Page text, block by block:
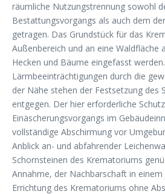
räumliche Nutzungstrennung sowohl
Bestattungsvorgangs als auch dem
getragen. Das Grundstück für das
Außenbereich und an eine Waldfläche
Hecken und Bäume eingefasst werden.
Lärmbeeinträchtigungen durch die
der Nähe stehen der Festsetzung des
entgegen. Der hier erforderliche
Einäscherungsvorgangs im
vollständige Abschirmung vor
Anblick an- und abfahrender
Schornsteinen des Krematoriums
Annahme, der Nachbarschaft in
Errichtung des Krematoriums ohne